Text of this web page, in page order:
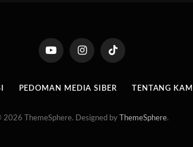
YouTube InstagramTikTok
PEDOMAN MEDIA SIBER TENTANG KAMI
2026 ThemeSphere. Designed by ThemeSphere.